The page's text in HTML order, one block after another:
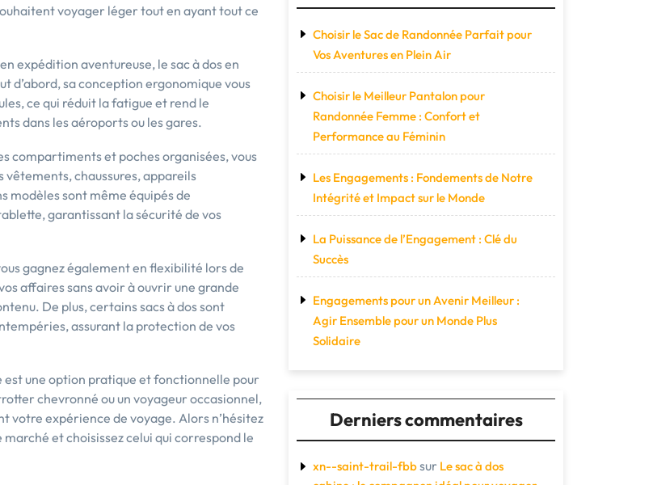
voyager léger tout en ayant tout ce
expédition aventureuse, le sac à dos en
d’abord, sa conception ergonomique vous
ce qui réduit la fatigue et rend le
dans les aéroports ou les gares.
compartiments et poches organisées, vous
chaussures, appareils
modèles sont même équipés de
garantissant la sécurité de vos
gagnez également en flexibilité lors de
affaires sans avoir à ouvrir une grande
De plus, certains sacs à dos sont
assurant la protection de vos
est une option pratique et fonctionnelle pour
chevronné ou un voyageur occasionnel,
votre expérience de voyage. Alors n’hésitez
et choisissez celui qui correspond le
Choisir le Sac de Randonnée Parfait pour
Vos Aventures en Plein Air
Choisir le Meilleur Pantalon pour
Randonnée Femme : Confort et
Performance au Féminin
Les Engagements : Fondements de Notre
Intégrité et Impact sur le Monde
La Puissance de l’Engagement : Clé du
Succès
Engagements pour un Avenir Meilleur :
Agir Ensemble pour un Monde Plus
Solidaire
Derniers commentaires
xn--saint-trail-fbbsur Le sac à dos